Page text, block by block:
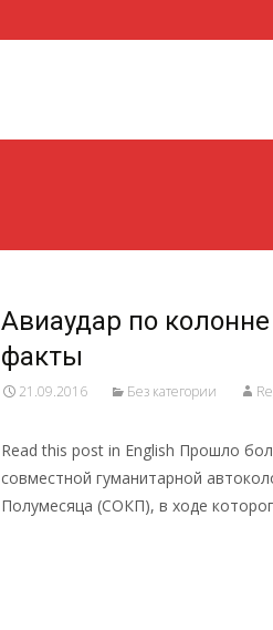
Авиаудар по
факты
21.09.2016 Без категории
Read this post in English Прошло
совместной гуманитарной
Полумесяца (СОКП), в ходе